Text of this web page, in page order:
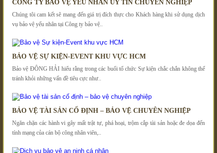
CÔNG TY BẢO VỆ YẾU NHÂN UY TÍN CHUYÊN NGHIỆP
Chúng tôi cam kết sẽ mang đến giá trị đích thực cho Khách hàng khi sử dụng dịch
vụ bảo vệ yếu nhân tại Công ty bảo vệ..
BẢO VỆ SỰ KIỆN-EVENT KHU VỰC HCM
Bảo vệ ĐÔNG HẢI hiểu rằng trong các buổi tổ chức Sự kiện chắc chắn không thể
tránh khỏi những vấn đề tiêu cực như..
BẢO VỆ TÀI SẢN CỐ ĐỊNH – BẢO VỆ CHUYÊN NGHIỆP
Ngăn chặn các hành vi gây mất trật tự, phá hoại, trộm cắp tài sản hoặc đe dọa đến
tính mạng của cán bộ công nhân viên,..